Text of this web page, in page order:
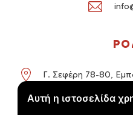
Αυτή η ιστοσελίδα
Γ. Σεφέρη 78-80,
+30 22414